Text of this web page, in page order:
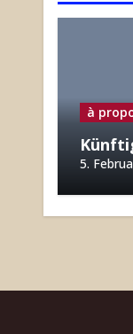
à
5.